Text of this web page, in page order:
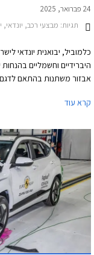
24 פברואר, 2025
תגיות: מבצעי רכב, יונדאי, יונדאי קונה 2023-2026, יונדאי איוניק 5 2024-2026, יונדאי איוניק 6 2023-
כלמוביל, יבואנית יונדאי
אבזור משתנות בהתאם
קרא עוד